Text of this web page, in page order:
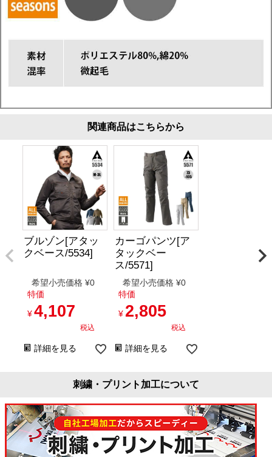
関連商品はこちらから
ブルゾン[アタッ
クベース/5534]
希望小売価格 ¥0
特価
¥4,107
税込
詳細を見る
カーゴパンツ[ア
タックベー
ス/5571]
希望小売価格 ¥0
特価
¥ 2,805
税込
詳細を見る
刺繍・プリント加工について